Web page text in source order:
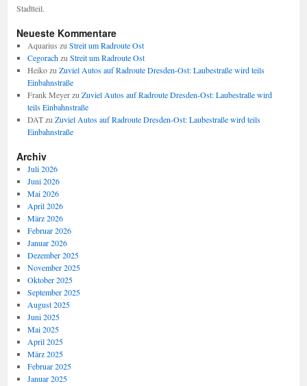
Stadtteil.
Neueste Kommentare
Aquarius zu Streit um Radroute Ost
Cegorachzu Streit um Radroute Ost
Heikozu Zuviel Autos auf Radroute Dresden-Ost: Laubestraße wird teils
Einbahnstraße
Frank Meyerzu Zuviel Autos auf Radroute Dresden-Ost: Laubestraße wird
teils Einbahnstraße
DATzu Zuviel Autos auf Radroute Dresden-Ost: Laubestraße wird teils
Einbahnstraße
Archiv
Juli 2026
Juni 2026
Mai 2026
April 2026
März 2026
Februar 2026
Januar 2026
Dezember 2025
November 2025
Oktober 2025
September 2025
August 2025
Juni 2025
Mai 2025
April 2025
März 2025
Februar 2025
Januar 2025